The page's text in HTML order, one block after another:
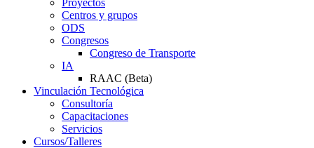
Proyectos
Centros y grupos
ODS
Congresos
Congreso de Transporte
IA
RAAC (Beta)
Vinculación Tecnológica
Consultoría
Capacitaciones
Servicios
Cursos/Talleres